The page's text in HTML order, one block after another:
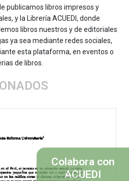
publicamos libros impresos y
y la Librería ACUEDI, donde
libros nuestros y de editoriales
ya sea mediante redes sociales,
esta plataforma, en eventos o
de libros.
Colabora con
ACUEDI